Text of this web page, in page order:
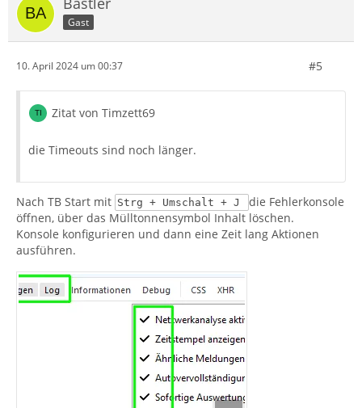
Gast
10. April 2024 um 00:37 #5
Zitat von Timzett69
die Timeouts sind noch länger.
Nach TB Start mit Strg + Umschalt + J
die Fehlerkonsole
öffnen, über das Mülltonnensymbol Inhalt löschen.
Konsole konfigurieren und dann eine Zeit lang Aktionen
ausführen.